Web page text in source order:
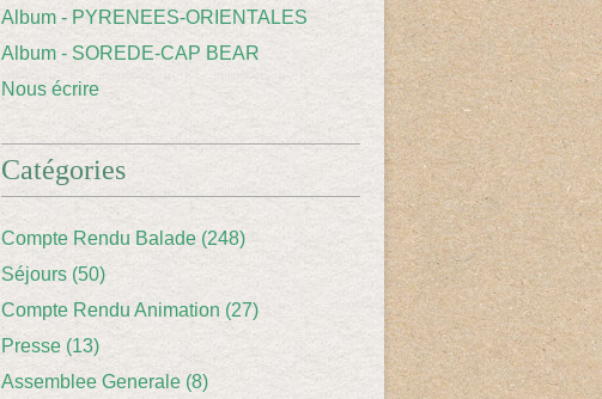
Album - PYRENEES-ORIENTALES
Album - SOREDE-CAP BEAR
Nous écrire
Catégories
Compte Rendu Balade (248)
Séjours (50)
Compte Rendu Animation (27)
Presse (13)
Assemblee Generale (8)